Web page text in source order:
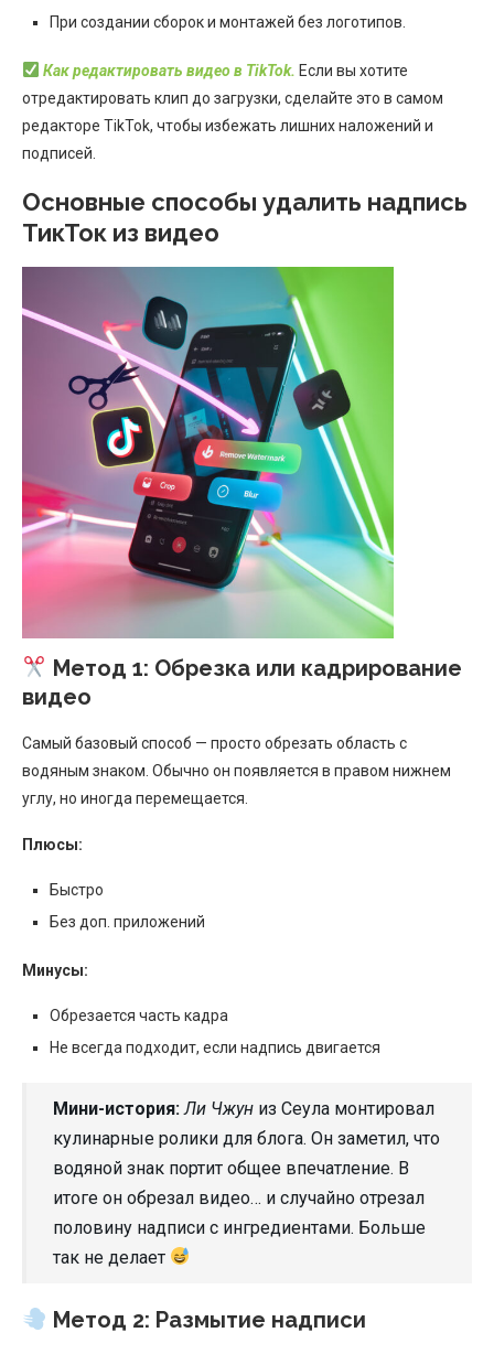
При создании сборок и монтажей без логотипов.
Как редактировать видео в TikTok. Если вы хотите
отредактировать клип до загрузки, сделайте это в самом
редакторе TikTok, чтобы избежать лишних наложений и
подписей.
Основные способы удалить надпись
ТикТок из видео
Метод 1: Обрезка или кадрирование
видео
Самый базовый способ — просто обрезать область с
водяным знаком. Обычно он появляется в правом нижнем
углу, но иногда перемещается.
Плюсы:
Быстро
Без доп. приложений
Минусы:
Обрезается часть кадра
Не всегда подходит, если надпись двигается
Мини-история: Ли Чжун из Сеула монтировал
кулинарные ролики для блога. Он заметил, что
водяной знак портит общее впечатление. В
итоге он обрезал видео… и случайно отрезал
половину надписи с ингредиентами. Больше
так не делает
Метод 2: Размытие надписи